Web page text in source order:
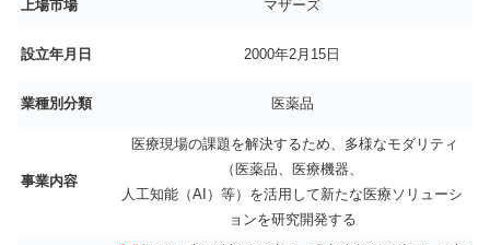
上場市場 マザーズ
設立年月日 2000年2月15日
業種別分類 医薬品
事業内容
医療現場の課題を解決するため、多様なモダリティ
（医薬品、医療機器、
人工知能（AI）等）を活用して新たな医療ソリューシ
ョンを研究開発する